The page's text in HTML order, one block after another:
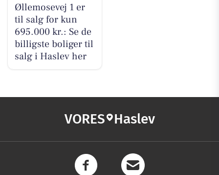
Øllemosevej 1 er
til salg for kun
695.000 kr.: Se de
billigste boliger til
salg i Haslev her
VORES Haslev